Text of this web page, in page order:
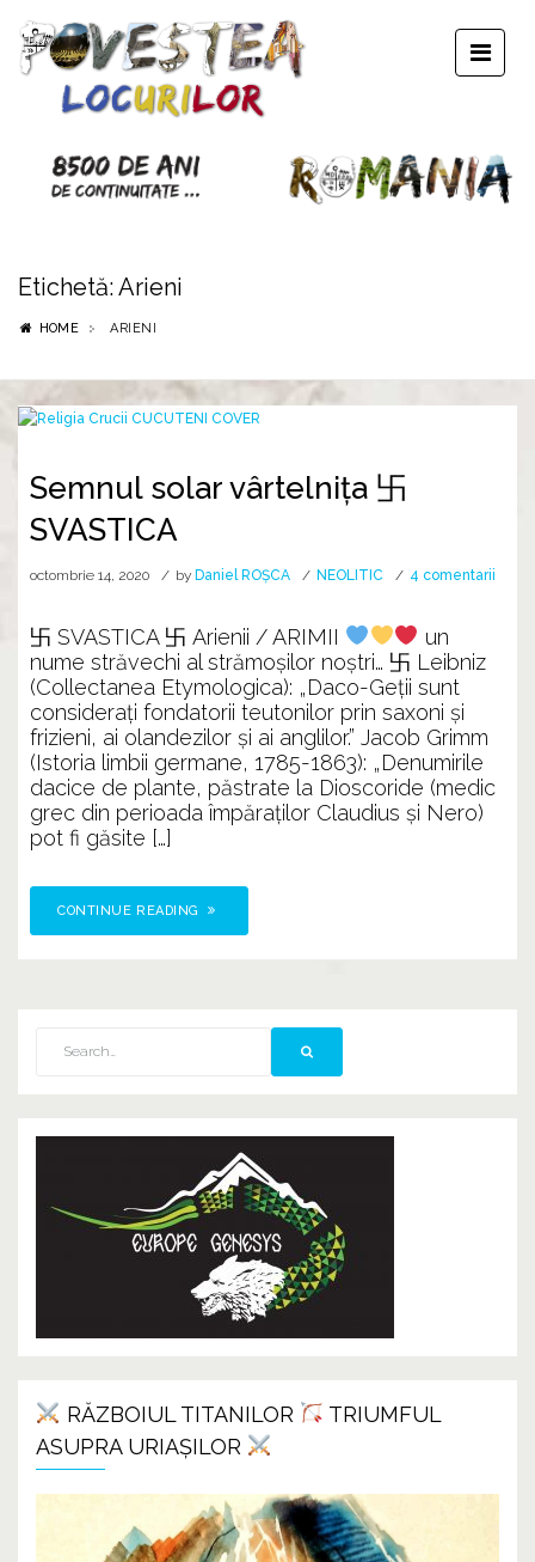
Etichetă:Arieni
HOME ARIENI
Semnul solar vârtelnița 卐
SVASTICA
octombrie 14, 2020 by Daniel ROȘCA NEOLITIC 4 comentarii
卐 SVASTICA 卐 Arienii / ARIMII
un
nume străvechi al strămoşilor noştri… 卐 Leibniz
(Collectanea Etymologica): „Daco-Geţii sunt
consideraţi fondatorii teutonilor prin saxoni şi
frizieni, ai olandezilor şi ai anglilor.” Jacob Grimm
(Istoria limbii germane, 1785-1863): „Denumirile
dacice de plante, păstrate la Dioscoride (medic
grec din perioada împăraţilor Claudius şi Nero)
pot fi găsite […]
CONTINUE READING
RĂZBOIUL TITANILOR
TRIUMFUL
ASUPRA URIAȘILOR